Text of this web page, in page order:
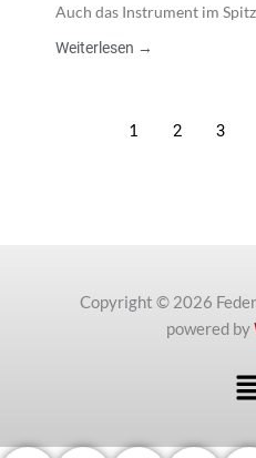
Auch das Instrument im
Weiterlesen →
1 2 3
Copyright © 2026
powered by